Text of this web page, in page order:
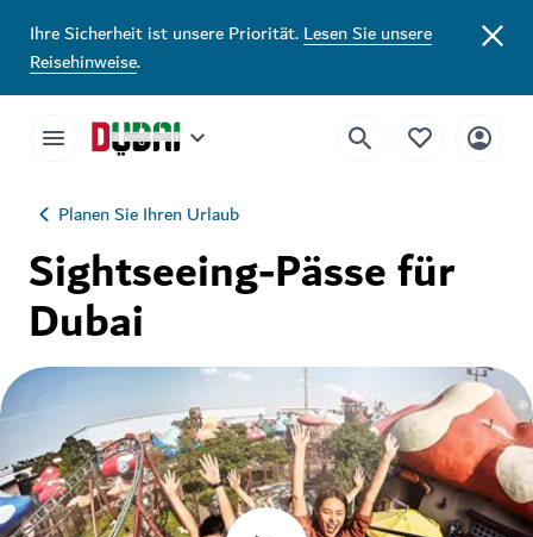
Ihre Sicherheit ist unsere Priorität.Lesen Sie unsere
Reisehinweise.
Planen Sie Ihren Urlaub
Sightseeing-Pässe für
Dubai